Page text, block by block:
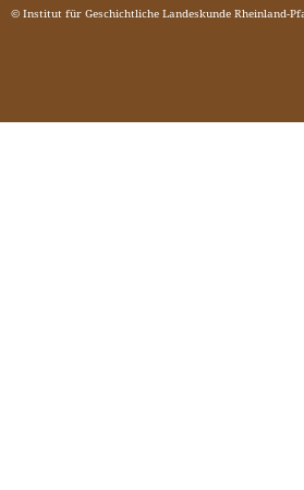
© Institut für Geschichtliche Landeskunde Rheinland-